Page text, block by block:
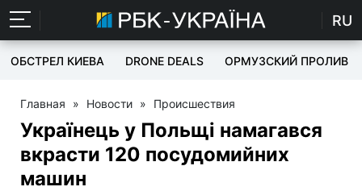
RU
ОБСТРЕЛ КИЕВА DRONE DEALS ОРМУЗСКИЙ ПРОЛИВ
Главная » Новости » Происшествия
Українець у Польщі намагався
вкрасти 120 посудомийних
машин